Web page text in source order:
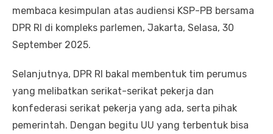
membaca kesimpulan atas audiensi KSP-PB bersama
DPR RI di kompleks parlemen, Jakarta, Selasa, 30
September 2025.
Selanjutnya, DPR RI bakal membentuk tim perumus
yang melibatkan serikat-serikat pekerja dan
konfederasi serikat pekerja yang ada, serta pihak
pemerintah. Dengan begitu UU yang terbentuk bisa